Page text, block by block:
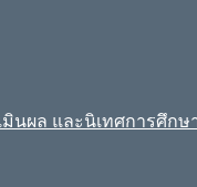
นผล และนิเทศการศึกษ